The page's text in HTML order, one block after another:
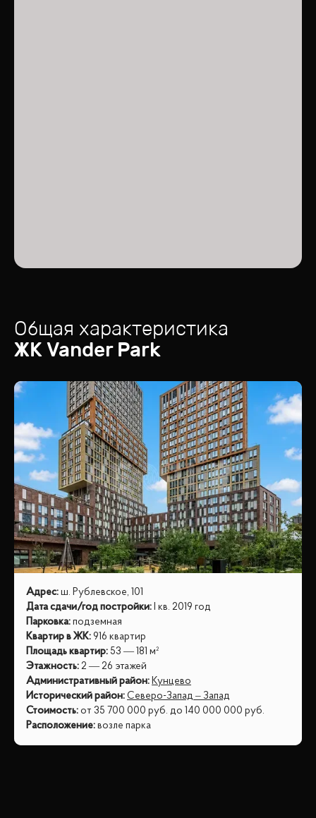
Общая характеристика
ЖКVander Park
Адрес: ш. Рублевское, 101
Дата сдачи/год постройки: I кв. 2019 год
Парковка: подземная
Квартир в ЖК: 916 квартир
Площадь квартир: 53 — 181 м²
Этажность: 2 — 26 этажей
Административный район: Кунцево
Исторический район: Северо-Запад – Запад
Стоимость: от 35 700 000 руб. до 140 000 000 руб.
Расположение: возле парка